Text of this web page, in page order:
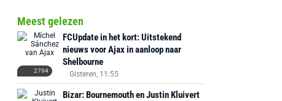
Meest gelezen
2794
FCUpdate in het kort: Uitstekend
nieuws voor Ajax in aanloop naar
Shelbourne
Gisteren, 11:55
Bizar: Bournemouth en Justin Kluivert